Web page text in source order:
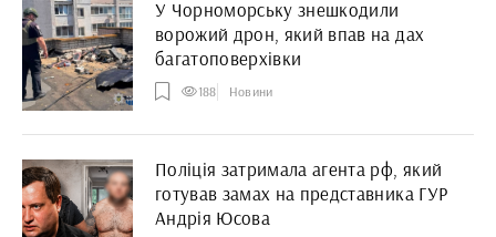
У Чорноморську знешкодили
ворожий дрон, який впав на дах
багатоповерхівки
188 Новини
Поліція затримала агента рф, який
готував замах на представника ГУР
Андрія Юсова